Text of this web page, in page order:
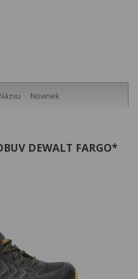
Názvu Novinek
DEWALT FARGO*